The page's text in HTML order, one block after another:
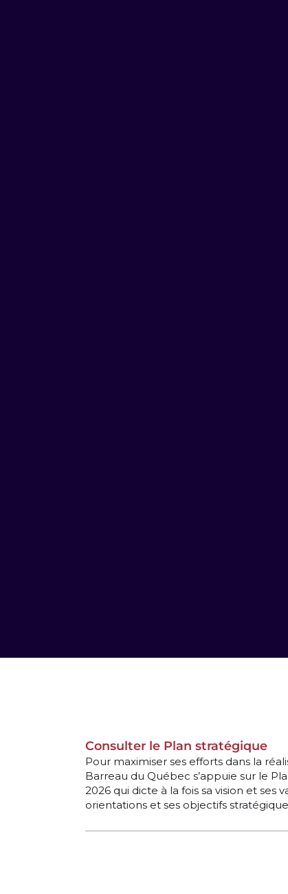
Consulter le Plan stratégique
Pour maximiser ses efforts dans la
Barreau du Québec s’appuie sur le
2026 qui dicte à la fois sa vision et ses
orientations et ses objectifs